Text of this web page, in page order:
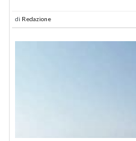
di Redazione